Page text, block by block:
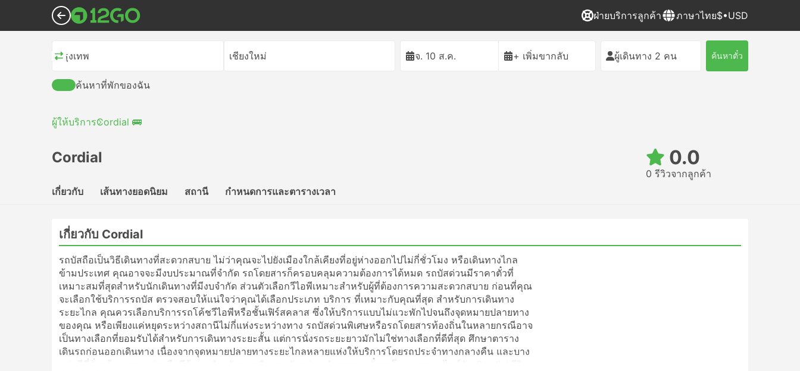
ฝ่ายบริการลูกค้า ภาษาไทย$•USD
กรุงเทพ เชียงใหม่ จ. 10 ส.ค. + เพิ่มขากลับ ผู้เดินทาง 2 คน ค้นหาตั๋ว
ค้นหาที่พักของฉัน
ผู้ให้บริการCordial 🚌
Cordial 0.0
0 รีวิวจากลูกค้า
เกี่ยวกับ
เส้นทางยอดนิยม สถานี กำหนดการและตารางเวลา
เกี่ยวกับ Cordial
รถบัสถือเป็นวิธีเดินทางที่สะดวกสบาย ไม่ว่าคุณจะไปยังเมืองใกล้เคียงที่อยู่ห่างออกไปไม่กี่ชั่วโมง หรือเดินทางไกล
ข้ามประเทศ คุณอาจจะมีงบประมาณที่จำกัด รถโดยสารก็ครอบคลุมความต้องการได้หมด รถบัสด่วนมีราคาตั๋วที่
เหมาะสมที่สุดสำหรับนักเดินทางที่มีงบจำกัด ส่วนตัวเลือกวีไอพีเหมาะสำหรับผู้ที่ต้องการความสะดวกสบาย ก่อนที่คุณ
จะเลือกใช้บริการรถบัส ตรวจสอบให้แน่ใจว่าคุณได้เลือกประเภท บริการ ที่เหมาะกับคุณที่สุด สำหรับการเดินทาง
ระยะไกล คุณควรเลือกบริการรถโค้ชวีไอพีหรือชั้นเฟิร์สคลาส ซึ่งให้บริการแบบไม่แวะพักไปจนถึงจุดหมายปลายทาง
ของคุณ หรือเพียงแค่หยุดระหว่างสถานีไม่กี่แห่งระหว่างทาง รถบัสด่วนพิเศษหรือรถโดยสารท้องถิ่นในหลายกรณีอาจ
เป็นทางเลือกที่ยอมรับได้สำหรับการเดินทางระยะสั้น แต่การนั่งรถระยะยาวมักไม่ใช่ทางเลือกที่ดีที่สุด ศึกษาตาราง
เดินรถก่อนออกเดินทาง เนื่องจากจุดหมายปลายทางระยะไกลหลายแห่งให้บริการโดยรถประจำทางกลางคืน และบาง